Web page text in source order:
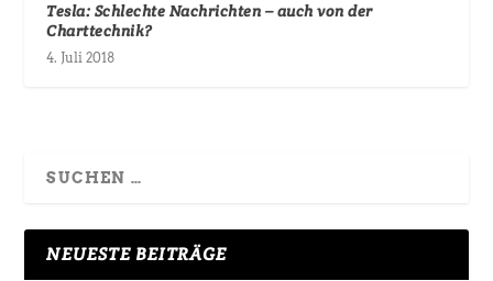
Tesla: Schlechte Nachrichten – auch von der
Charttechnik?
4. Juli 2018
NEUESTE BEITRÄGE